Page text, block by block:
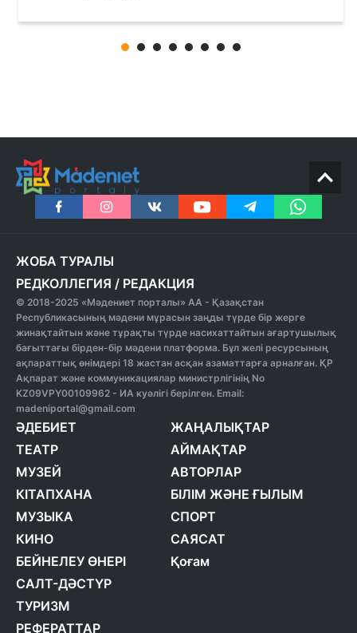
ЖОБА ТУРАЛЫ
РЕДКОЛЛЕГИЯ / РЕДАКЦИЯ
© 2018-2025 «Мәдениет порталы» АА - Қазақстан
Республикасының мәдени мұрасын заңды түрде бір жерге
жинақтайтын және тұрақты түрде насихаттайтын ағартушылық
бағыттағы бірден-бір мәдени платформа. Бұл желі ресурсының
ақпараттық өнімдері 18 жастан асқан азаматтарға арналған. ҚР
Ақпарат және коммуникациялар министрлігінің No
KZ09VPY00109962 - ИА куәлігі берілген. Email:
madeniportal@gmail.com
ӘДЕБИЕТ
ТЕАТР
МУЗЕЙ
КІТАПХАНА
МУЗЫКА
КИНО
БЕЙНЕЛЕУ ӨНЕРІ
САЛТ-ДӘСТҮР
ТУРИЗМ
РЕФЕРАТТАР
ЖАҢАЛЫҚТАР
АЙМАҚТАР
АВТОРЛАР
БІЛІМ ЖӘНЕ ҒЫЛЫМ
СПОРТ
САЯСАТ
Қоғам